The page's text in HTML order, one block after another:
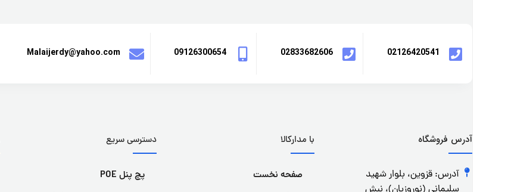
02126420541
02833682606
09126300654
Malaijerdy@yahoo.com
آدرس فروشگاه
آدرس: قزوین، بلوار شهید
با مدارکالا
صفحه نخست
دسترسی سریع
پچ پنل POE